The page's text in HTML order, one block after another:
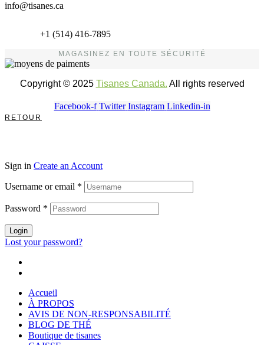
info@tisanes.ca
+1 (514) 416-7895
MAGASINEZ EN TOUTE SÉCURITÉ
Copyright © 2025 Tisanes Canada. All rights reserved
Facebook-f Twitter Instagram Linkedin-in
RETOUR
Sign in Create an Account
Username or email *
Password *
Login
Lost your password?
Accueil
À PROPOS
AVIS DE NON-RESPONSABILITÉ
BLOG DE THÉ
Boutique de tisanes